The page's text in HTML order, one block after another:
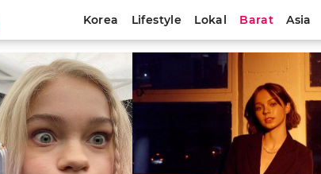
Korea Lifestyle Lokal Barat Asia